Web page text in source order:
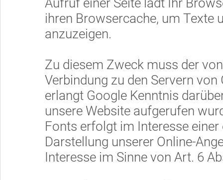
Aufruf einer Seite lädt Ihr
ihren Browsercache, um Texte
anzuzeigen.
Zu diesem Zweck muss der
Verbindung zu den Servern
erlangt Google Kenntnis
unsere Website aufgerufen
Fonts erfolgt im Interesse
Darstellung unserer Online-
Interesse im Sinne von Art. 6